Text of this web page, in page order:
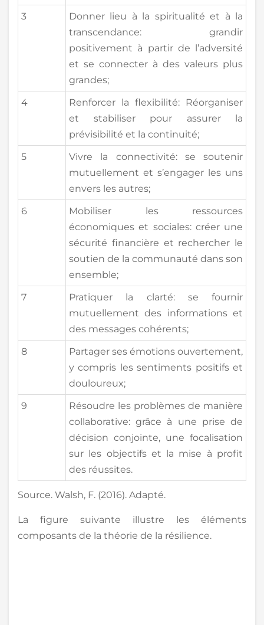
3
Donner lieu à la spiritualité et à la
transcendance: grandir
positivement à partir de l’adversité
et se connecter à des valeurs plus
grandes;
4
Renforcer la flexibilité: Réorganiser
et stabiliser pour assurer la
prévisibilité et la continuité;
5
Vivre la connectivité: se soutenir
mutuellement et s’engager les uns
envers les autres;
6
Mobiliser les ressources
économiques et sociales: créer une
sécurité financière et rechercher le
soutien de la communauté dans son
ensemble;
7
Pratiquer la clarté: se fournir
mutuellement des informations et
des messages cohérents;
8
Partager ses émotions ouvertement,
y compris les sentiments positifs et
douloureux;
9
Résoudre les problèmes de manière
collaborative: grâce à une prise de
décision conjointe, une focalisation
sur les objectifs et la mise à profit
des réussites.
Source. Walsh, F. (2016). Adapté.
La figure suivante illustre les éléments
composants de la théorie de la résilience.